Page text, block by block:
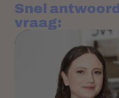
Snel
vraag: